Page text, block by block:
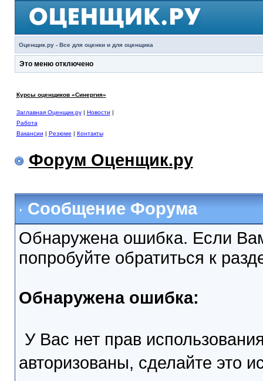
Оценщик.ру - Все для оценки и для оценщика
Это меню отключено
Курсы оценщиков «Синергия»
Заглавная Оценщик.ру| Новости |
Работа
Вакансии | Резюме | Контакты
Форум Оценщик.ру
Сообщение Форума
Обнаружена ошибка. Если
попробуйте обратиться к
Обнаружена ошибка:
У Вас нет прав
авторизованы, сделайте это